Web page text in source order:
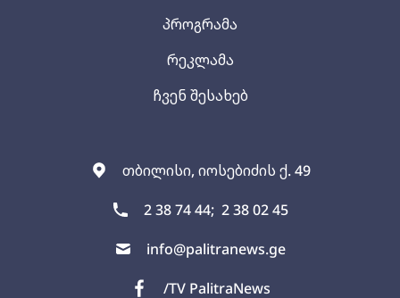
თბილისი, იოსებიძის ქ. 49
2 38 74 44; 2 38 02 45
info@palitranews.ge
/TV PalitraNews
პროგრამა
რეკლამა
ჩვენ შესახებ